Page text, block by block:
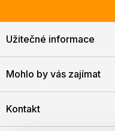
Užitečné informace
Mohlo by vás zajímat
Kontakt